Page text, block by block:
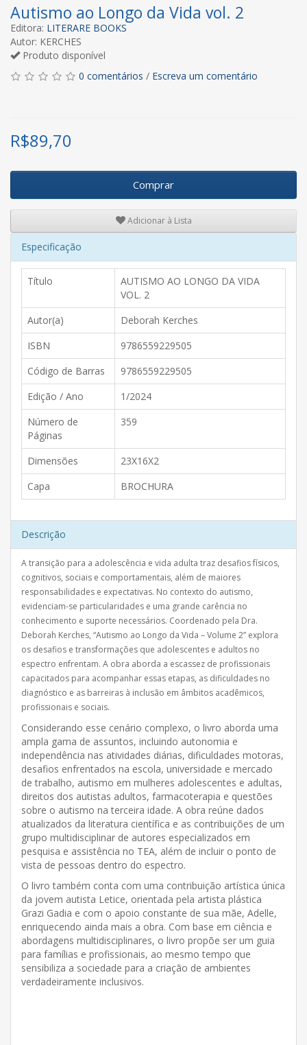
Autismo ao Longo da Vida vol. 2
Editora: LITERARE BOOKS
Autor: KERCHES
Produto disponível
0 comentários / Escreva um comentário
R$89,70
Comprar
Adicionar à Lista
Especificação
Título
AUTISMO AO LONGO DA VIDA
VOL. 2
Autor(a)
Deborah Kerches
ISBN
9786559229505
Código de Barras
9786559229505
Edição / Ano
1/2024
Número de
Páginas
359
Dimensões
23X16X2
Capa
BROCHURA
Descrição
A transição para a adolescência e vida adulta traz desafios físicos,
cognitivos, sociais e comportamentais, além de maiores
responsabilidades e expectativas. No contexto do autismo,
evidenciam-se particularidades e uma grande carência no
conhecimento e suporte necessários. Coordenado pela Dra.
Deborah Kerches, “Autismo ao Longo da Vida – Volume 2” explora
os desafios e transformações que adolescentes e adultos no
espectro enfrentam. A obra aborda a escassez de profissionais
capacitados para acompanhar essas etapas, as dificuldades no
diagnóstico e as barreiras à inclusão em âmbitos acadêmicos,
profissionais e sociais.
Considerando esse cenário complexo, o livro aborda uma
ampla gama de assuntos, incluindo autonomia e
independência nas atividades diárias, dificuldades motoras,
desafios enfrentados na escola, universidade e mercado
de trabalho, autismo em mulheres adolescentes e adultas,
direitos dos autistas adultos, farmacoterapia e questões
sobre o autismo na terceira idade. A obra reúne dados
atualizados da literatura científica e as contribuições de um
grupo multidisciplinar de autores especializados em
pesquisa e assistência no TEA, além de incluir o ponto de
vista de pessoas dentro do espectro.
O livro também conta com uma contribuição artística única
da jovem autista Letice, orientada pela artista plástica
Grazi Gadia e com o apoio constante de sua mãe, Adelle,
enriquecendo ainda mais a obra. Com base em ciência e
abordagens multidisciplinares, o livro propõe ser um guia
para famílias e profissionais, ao mesmo tempo que
sensibiliza a sociedade para a criação de ambientes
verdadeiramente inclusivos.